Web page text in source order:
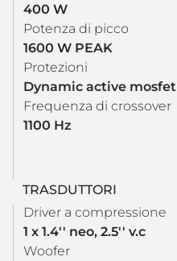
400 W
Potenza di picco
1600 W PEAK
Protezioni
Dynamic active mosfet
Frequenza di crossover
1100 Hz
TRASDUTTORI
Driver a compressione
1 x 1.4'' neo, 2.5'' v.c
Woofer